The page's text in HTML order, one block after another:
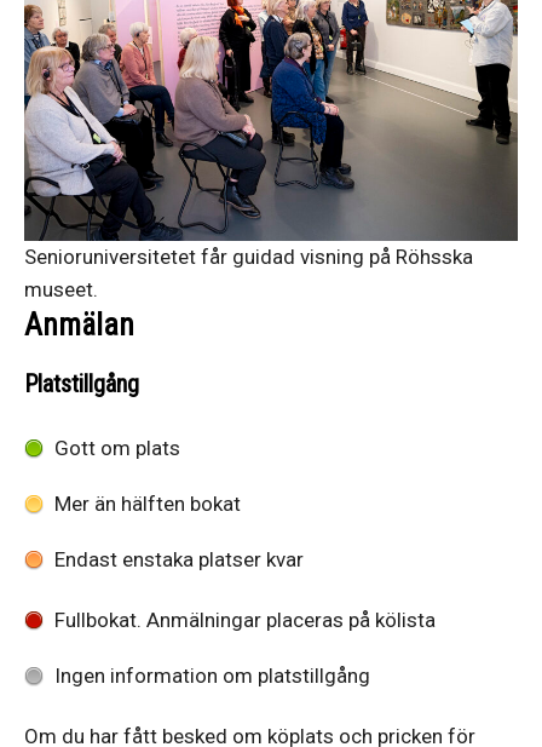
Senioruniversitetet får guidad visning på Röhsska
museet.
Anmälan
Platstillgång
Gott om plats
Mer än hälften bokat
Endast enstaka platser kvar
Fullbokat. Anmälningar placeras på kölista
Ingen information om platstillgång
Om du har fått besked om köplats och pricken för